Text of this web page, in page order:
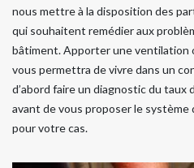
nous mettre à la disposition des
qui souhaitent remédier aux
bâtiment. Apporter une ventilation
vous permettra de vivre dans un
d’abord faire un diagnostic du taux
avant de vous proposer le
pour votre cas.